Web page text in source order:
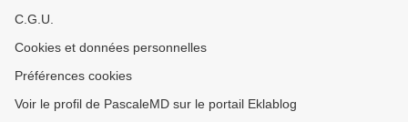
C.G.U.
Cookies et données personnelles
Préférences cookies
Voir le profil de PascaleMD sur le portail Eklablog